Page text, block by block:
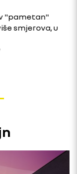
"pametan"
smjerova, u